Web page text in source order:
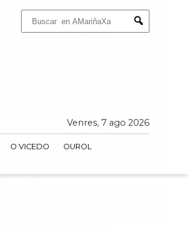
Submit
Venres, 7 ago 2026
O VICEDO
OUROL